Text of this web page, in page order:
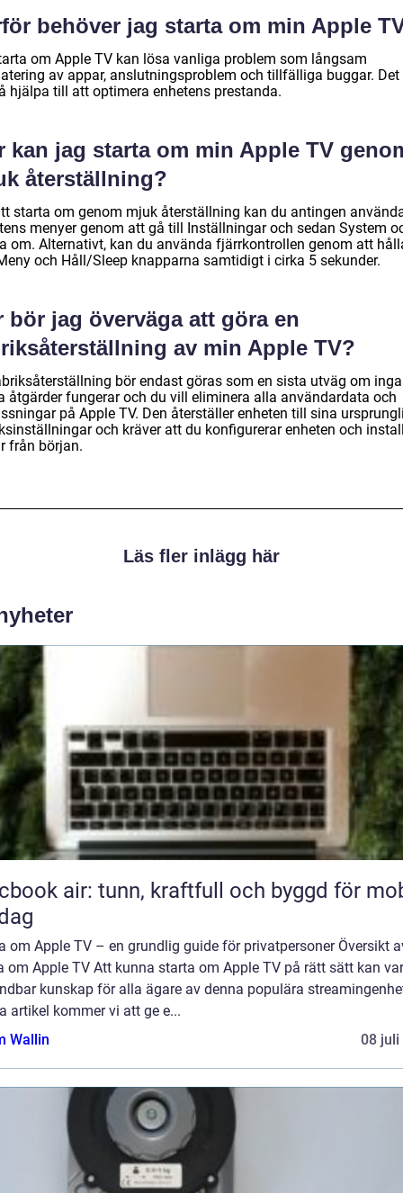
behöver jag starta om min Apple
om Apple TV kan lösa vanliga problem som långsam
av appar, anslutningsproblem och tillfälliga buggar. Det
hjälpa till att optimera enhetens prestanda.
kan jag starta om min Apple TV
återställning?
starta om genom mjuk återställning kan du antingen
menyer genom att gå till Inställningar och sedan System
om. Alternativt, kan du använda fjärrkontrollen genom att
och Håll/Sleep knapparna samtidigt i cirka 5 sekunder.
bör jag överväga att göra en
av min Apple TV?
bör endast göras som en sista utväg om inga
åtgärder fungerar och du vill eliminera alla användardata och
på Apple TV. Den återställer enheten till sina
och kräver att du konfigurerar enheten och
från början.
Läs fler inlägg här
air: tunn, kraftfull och byggd för
om Apple TV – en grundlig guide för privatpersoner Översikt
om Apple TV Att kunna starta om Apple TV på rätt sätt kan
kunskap för alla ägare av denna populära
artikel kommer vi att ge e...
Wallin
08 juli